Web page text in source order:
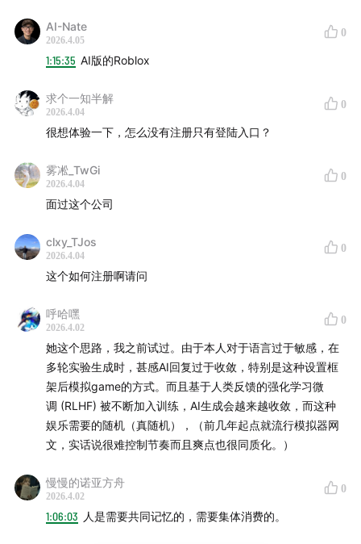
年龄、毕业院校、MBTI 与星座、一句话介绍幕间、融资
情况、收入与订单规模、创业前经历
🟢00:01:30 幕间卖的是“理想人生体验”
穿越宋朝、16 人闪电约会、金主妈妈……本质上都是“现
实稀缺体验”的低成本重开。
地球 OL 最大的问题，也许就是不能切号重来。
模拟器不是还原现实，而是把人生改写得更戏剧、更浓
缩、更好玩。
00:03:31 AI 互动产品的三条路
一条是陪伴，一条是互动叙事，还有一条是她最看好的
“模拟器”。
AI-Nate
2026.4.05
0
1:15:35 AI版的Roblox
求个一知半解
2026.4.04
0
很想体验一下，怎么没有注册只有登陆入口？
雾凇_TwGi
2026.4.04
0
面过这个公司
clxy_TJos
2026.4.04
0
这个如何注册啊请问
呼哈嘿
2026.4.02
0
她这个思路，我之前试过。由于本人对于语言过于敏感，在
多轮实验生成时，甚感AI回复过于收敛，特别是这种设置框
架后模拟game的方式。而且基于人类反馈的强化学习微
调 (RLHF) 被不断加入训练，AI生成会越来越收敛，而这种
娱乐需要的随机（真随机），（前几年起点就流行模拟器网
文，实话说很难控制节奏而且爽点也很同质化。）
慢慢的诺亚方舟
2026.4.02
0
1:06:03 人是需要共同记忆的，需要集体消费的。